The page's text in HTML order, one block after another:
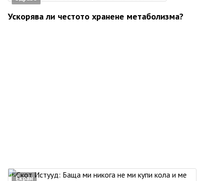
Ускорява ли честото хранене метаболизма?
Екран